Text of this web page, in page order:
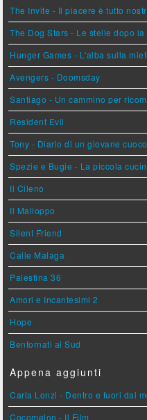
The Invite - Il piacere è tutto
The Dog Stars - Le stelle dopo la
Hunger Games - L'alba sulla
Avengers - Doomsday
Santiago - Un cammino per
Resident Evil
Tony - Diario di un giovane cuoco
Spezie e Bugie - La piccola
Il Cileno
Il Malloppo
Silent Friend
Calle Malaga
Palestina 36
Amori e Incantesimi 2
Hope
Bentornati al Sud
Appena aggiunti
Carla Lonzi - Dentro e fuori dal
Cocomelon - Il Film